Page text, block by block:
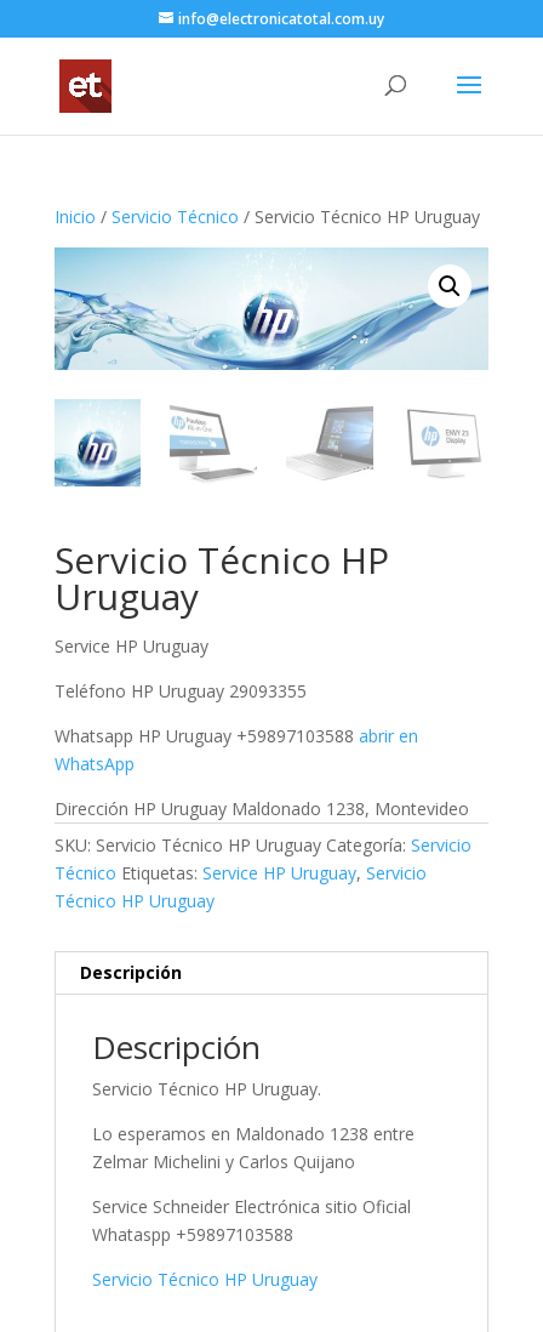
info@electronicatotal.com.uy
Inicio / Servicio Técnico / Servicio Técnico HP Uruguay
Servicio Técnico HP
Uruguay
Service HP Uruguay
Teléfono HP Uruguay 29093355
Whatsapp HP Uruguay +59897103588 abrir en
WhatsApp
Dirección HP Uruguay Maldonado 1238, Montevideo
SKU: Servicio Técnico HP Uruguay Categoría: Servicio
Técnico Etiquetas: Service HP Uruguay, Servicio
Técnico HP Uruguay
Descripción
Descripción
Servicio Técnico HP Uruguay.
Lo esperamos en Maldonado 1238 entre
Zelmar Michelini y Carlos Quijano
Service Schneider Electrónica sitio Oficial
Whataspp +59897103588
Servicio Técnico HP Uruguay